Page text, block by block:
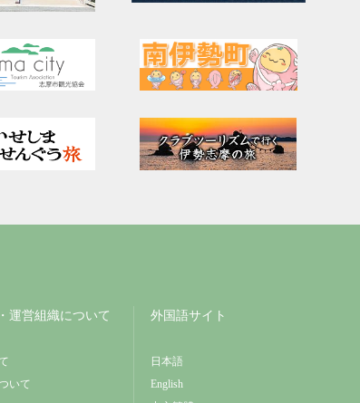
運営組織について
いて
外国語サイト
日本語
English